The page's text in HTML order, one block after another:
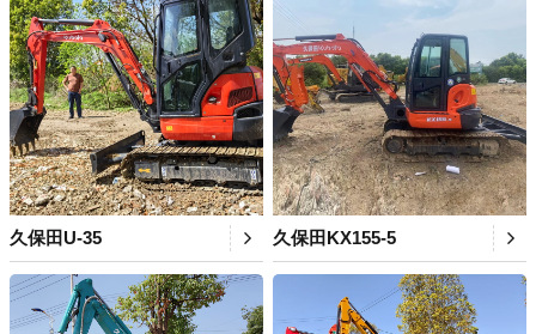
久保田U-35 久保田KX155-5